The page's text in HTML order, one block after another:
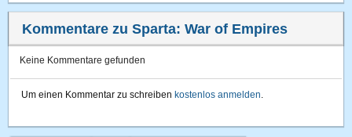
Kommentare zu Sparta: War of Empires
Keine Kommentare gefunden
Um einen Kommentar zu schreiben kostenlos anmelden.